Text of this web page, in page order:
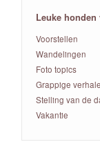
Leuke
Voorstellen
Wandelingen
Foto topics
Grappige
Stelling van de
Vakantie